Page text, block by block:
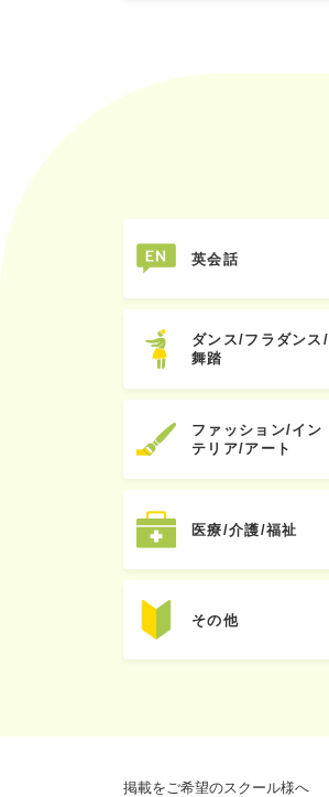
英会話
ダンス/フラダンス/
舞踏
ファッション/イン
テリア/アート
医療/介護/福祉
その他
掲載をご希望のスクール様へ